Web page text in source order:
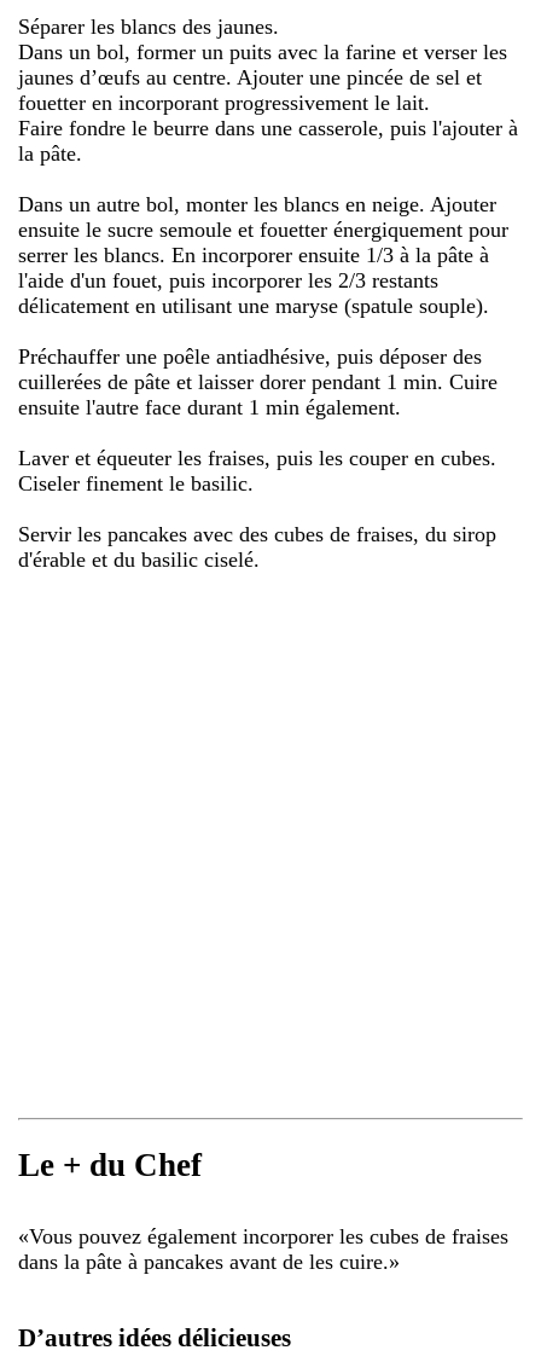
Séparer les blancs des jaunes.
Dans un bol, former un puits avec la farine et verser les
jaunes d’œufs au centre. Ajouter une pincée de sel et
fouetter en incorporant progressivement le lait.
Faire fondre le beurre dans une casserole, puis l'ajouter à
la pâte.
Dans un autre bol, monter les blancs en neige. Ajouter
ensuite le sucre semoule et fouetter énergiquement pour
serrer les blancs. En incorporer ensuite 1/3 à la pâte à
l'aide d'un fouet, puis incorporer les 2/3 restants
délicatement en utilisant une maryse (spatule souple).
Préchauffer une poêle antiadhésive, puis déposer des
cuillerées de pâte et laisser dorer pendant 1 min. Cuire
ensuite l'autre face durant 1 min également.
Laver et équeuter les fraises, puis les couper en cubes.
Ciseler finement le basilic.
Servir les pancakes avec des cubes de fraises, du sirop
d'érable et du basilic ciselé.
Le + du Chef
«Vous pouvez également incorporer les cubes de fraises
dans la pâte à pancakes avant de les cuire.»
D’autres idées délicieuses